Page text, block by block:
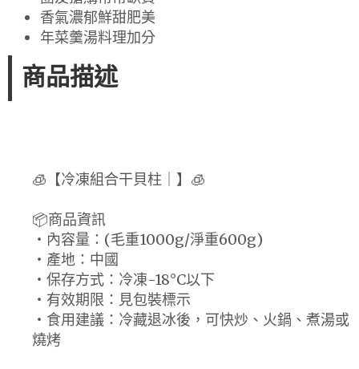
香氣濃郁鮮甜肥美
年菜羹湯料理加分
商品描述
🧊【冷凍組合干貝柱｜】🧊
📦商品資訊
・內容量：(毛重1000g/淨重600g)
・產地：中國
・保存方式：冷凍-18°C以下
・有效期限：見包裝標示
・食用建議：冷藏退冰後，可快炒、火鍋、煮湯或
燒烤